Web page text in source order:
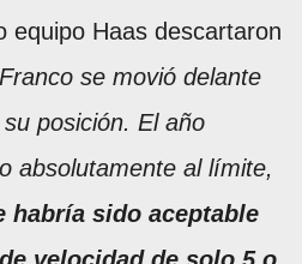
equipo Haas descartaron
Franco se movió delante
posición. El año
absolutamente al límite,
habría sido aceptable